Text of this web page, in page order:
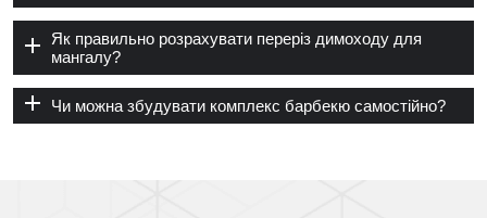
Як правильно розрахувати переріз димоходу для
мангалу?
Чи можна збудувати комплекс барбекю самостійно?